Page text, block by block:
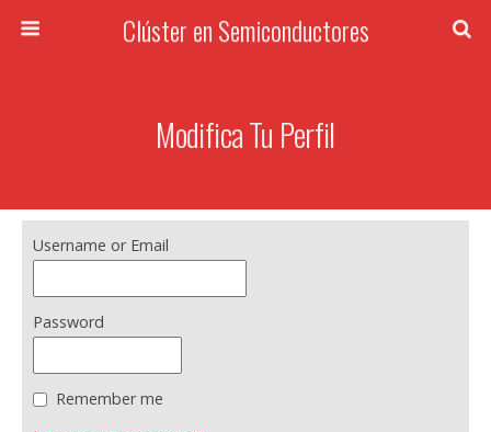
Clúster en Semiconductores
Modifica Tu Perfil
Username or Email
Password
Remember me